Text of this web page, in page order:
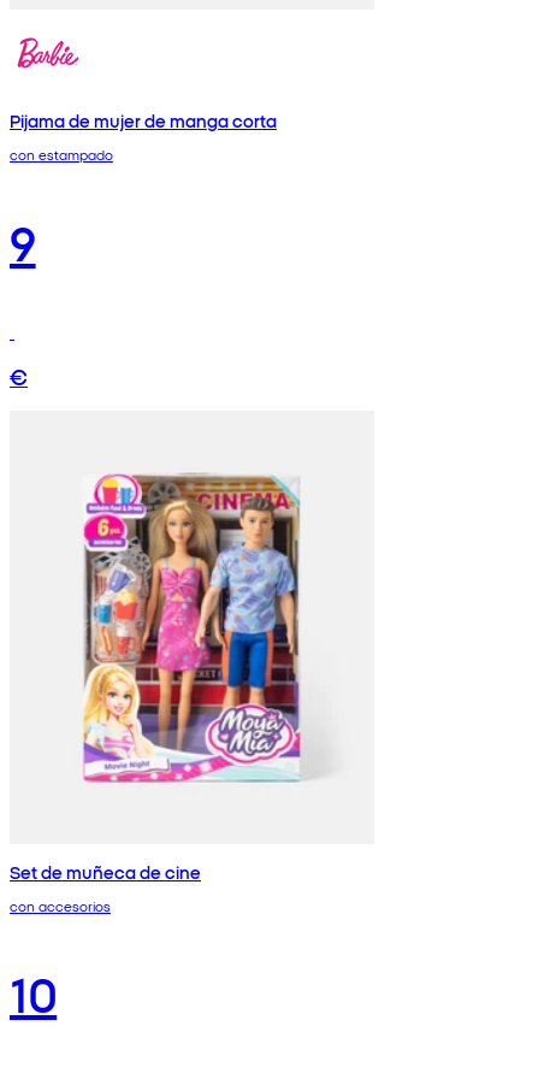
Pijama de mujer de manga corta
con estampado
9
€
Set de muñeca de cine
con accesorios
10